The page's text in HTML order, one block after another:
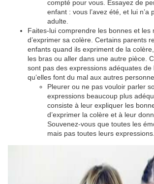
compté pour vous. Essayez de
enfant : vous l’avez été, et lui n’a
adulte.
Faites-lui comprendre les bonnes et les
d’exprimer sa colère. Certains parents
enfants quand ils expriment de la
les bras ou aller dans une autre pièce.
sont pas des expressions adéquates de
qu’elles font du mal aux autres
Pleurer ou ne pas vouloir parler
expressions beaucoup plus
consiste à leur expliquer les
d’exprimer la colère et à leur
Souvenez-vous que toutes les
mais pas toutes leurs expressions.